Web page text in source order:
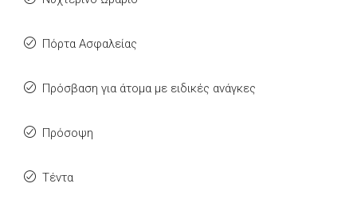
Πόρτα Ασφαλείας
Πρόσβαση για άτομα με ειδικές ανάγκες
Πρόσοψη
Τέντα